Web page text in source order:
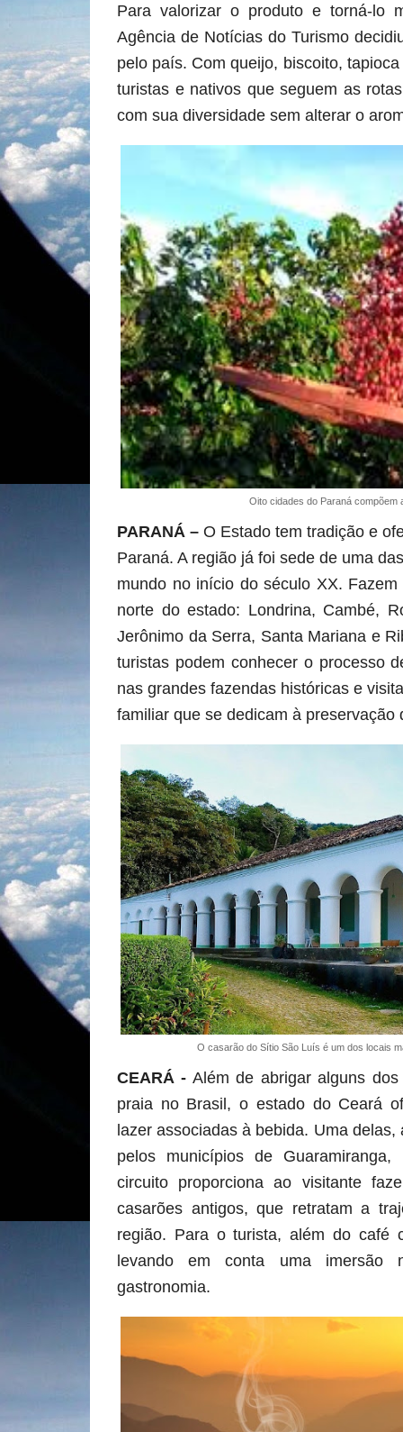
Para valorizar o produto e torná-lo
Agência de Notícias do Turismo
pelo país. Com queijo, biscoito,
turistas e nativos que seguem as
com sua diversidade sem alterar o
Oito cidades do Paraná compõem
PARANÁ – O Estado tem tradição e
Paraná. A região já foi sede de uma
mundo no início do século XX.
norte do estado: Londrina, Cambé,
Jerônimo da Serra, Santa Mariana e
turistas podem conhecer o processo
nas grandes fazendas históricas e
familiar que se dedicam à
O casarão do Sítio São Luís é um dos locais
CEARÁ - Além de abrigar alguns
praia no Brasil, o estado do Ceará
lazer associadas à bebida. Uma
pelos municípios de
circuito proporciona ao visitante
casarões antigos, que retratam a
região. Para o turista, além do café
levando em conta uma
gastronomia.